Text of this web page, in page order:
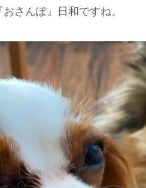
さんぽ』日和ですね。